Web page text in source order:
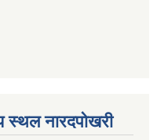
स्थल नारदपोखरी